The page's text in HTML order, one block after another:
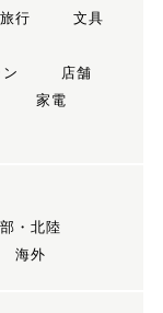
旅行
文具
店舗
家電
・北陸
海外